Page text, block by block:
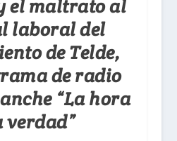
el maltrato al
laboral del
de Telde,
de radio
“La hora
verdad”